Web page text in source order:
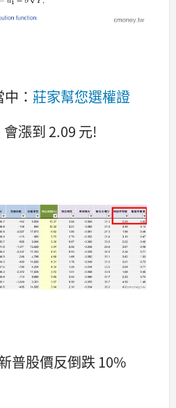
： 莊家幫您選權證
漲到 2.09 元!
普股價反倒跌 10%